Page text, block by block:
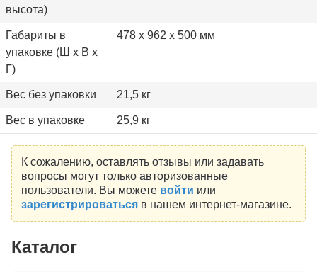
высота)
Габариты в
упаковке (Ш x В x
Г)
478 x 962 x 500 мм
Вес без упаковки 21,5 кг
Вес в упаковке 25,9 кг
К сожалению, оставлять отзывы или задавать
вопросы могут только авторизованные
пользователи. Вы можете войти или
зарегистрироватьсяв нашем интернет-магазине.
Каталог